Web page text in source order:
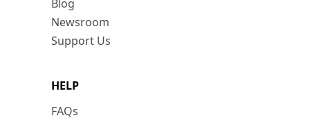
Blog
Newsroom
Support Us
HELP
FAQs